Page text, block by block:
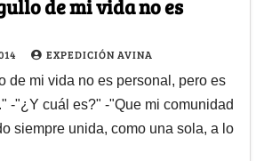
de mi vida no es
EXPEDICIÓN AVINA
de mi vida no es personal, pero es
-"¿Y cuál es?" -"Que mi comunidad
siempre unida, como una sola, a lo